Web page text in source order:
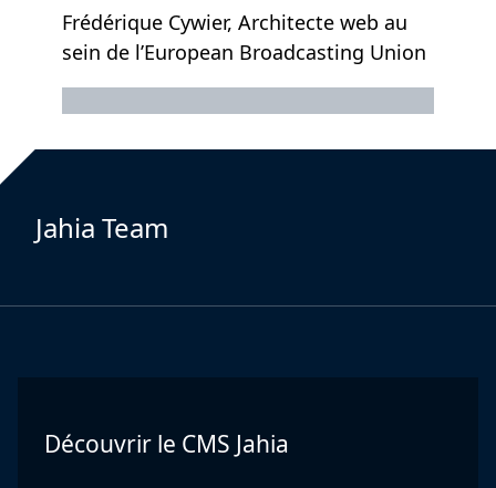
Frédérique Cywier, Architecte web au
sein de l’European Broadcasting Union
Jahia Team
Découvrir le CMS Jahia